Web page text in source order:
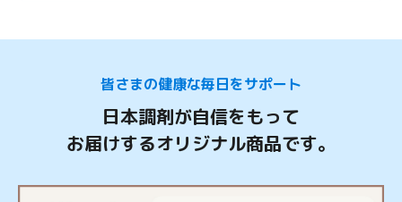
皆さまの健康な毎日をサポート
日本調剤が自信をもって
お届けするオリジナル商品です。